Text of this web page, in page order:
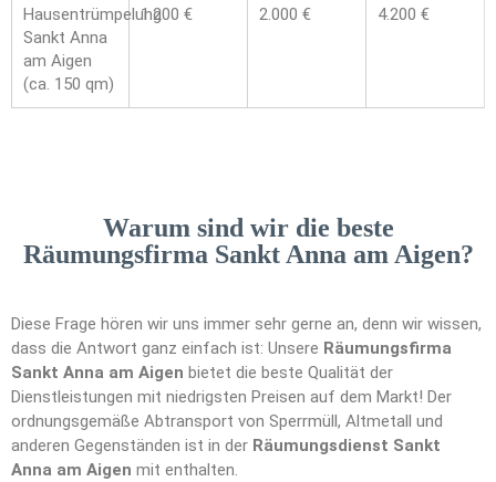
Hausentrümpelung
Sankt Anna
am Aigen
(ca. 150 qm)
1.200 € 2.000 € 4.200 €
Warum sind wir die beste
Räumungsfirma Sankt Anna am Aigen?
Diese Frage hören wir uns immer sehr gerne an, denn wir wissen,
dass die Antwort ganz einfach ist: Unsere Räumungsfirma
Sankt Anna am Aigen bietet die beste Qualität der
Dienstleistungen mit niedrigsten Preisen auf dem Markt! Der
ordnungsgemäße Abtransport von Sperrmüll, Altmetall und
anderen Gegenständen ist in der Räumungsdienst Sankt
Anna am Aigen mit enthalten.